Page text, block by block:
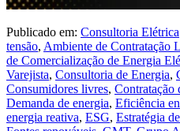
Publicado em: Consultoria Elétrica
tensão, Ambiente de Contratação
de Comercialização de Energia
Varejista, Consultoria de Energia,
Consumidores livres, Contratação
Demanda de energia, Eficiência
energia reativa, ESG, Estratégia